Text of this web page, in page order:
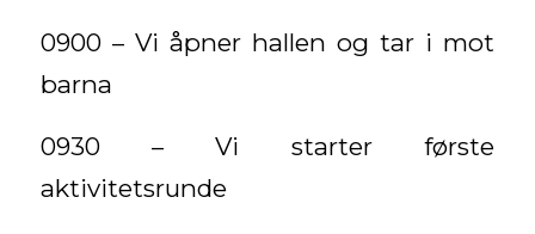
0900 – Vi åpner hallen og tar i mot
barna
0930 – Vi starter første
aktivitetsrunde